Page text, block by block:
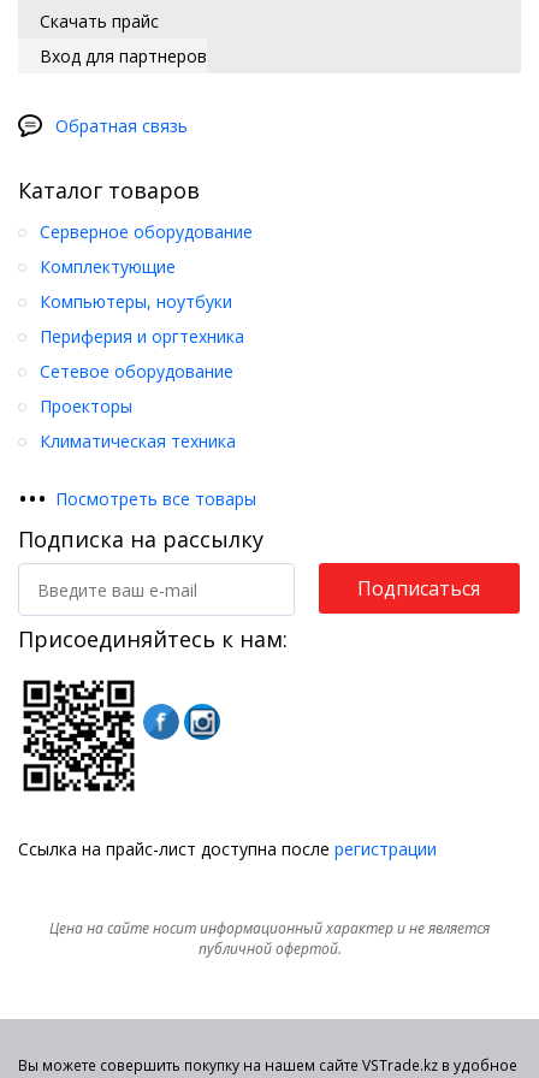
Скачать прайс
Вход для партнеров
Обратная связь
Каталог товаров
Серверное оборудование
Комплектующие
Компьютеры, ноутбуки
Периферия и оргтехника
Сетевое оборудование
Проекторы
Климатическая техника
••• Посмотреть все товары
Подписка на рассылку
Подписаться
Присоединяйтесь к нам:
Ссылка на прайс-лист доступна после регистрации
Цена на сайте носит информационный характер и не является
публичной офертой.
Вы можете совершить покупку на нашем сайте VSTrade.kz в удобное